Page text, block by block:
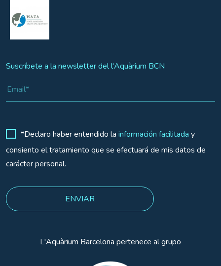
Suscríbete a la newsletter del l'Aquàrium BCN
*Declaro haber entendido la información facilitada y
consiento el tratamiento que se efectuará de mis datos de
carácter personal.
L'Aquàrium Barcelona pertenece al grupo